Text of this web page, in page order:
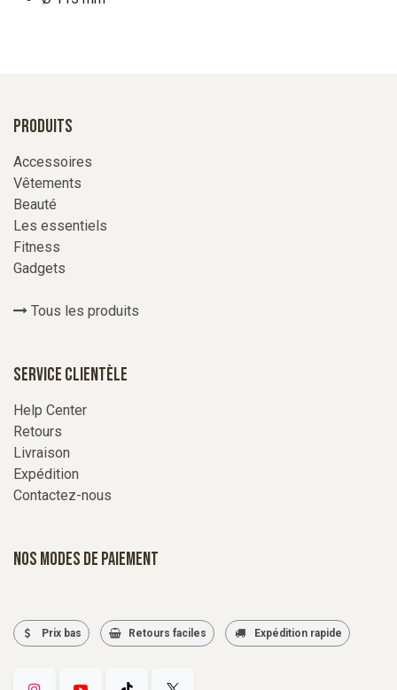
Produits
Accessoires
Vêtements
Beauté
Les essentiels
Fitness
Gadgets
Tous les produits
Service Clientèle
Help Center
Retours
Livraison
Expédition
Contactez-nous
Nos modes de paiement
Prix bas Retours faciles Expédition rapide